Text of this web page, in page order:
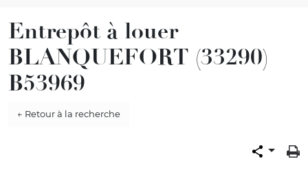
Entrepôt à louer
BLANQUEFORT (33290)
B53969
← Retour à la recherche